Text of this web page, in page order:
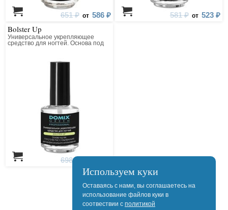
651 ₽ от 586 ₽ 581 ₽ от 523 ₽
Bolster Up
Универсальное укрепляющее
средство для ногтей. Основа под
использования
698 ₽
Используем куки
Оставаясь с нами, вы соглашаетесь на
использование файлов куки в
соотвествии с политикой